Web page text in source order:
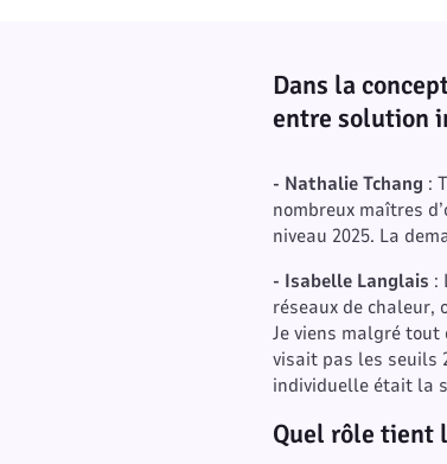
Dans la
entre solution
- Nathalie Tchang :
nombreux maîtres
niveau 2025. La
- Isabelle Langlais :
réseaux de
Je viens malgré
visait pas les seuils
individuelle était la
Quel rôle tient